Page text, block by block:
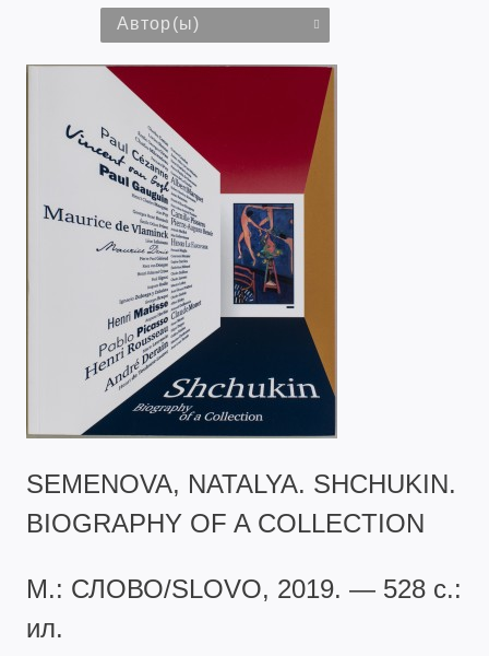
Автор(ы)
SEMENOVA, NATALYA. SHCHUKIN.
BIOGRAPHY OF A COLLECTION
М.: СЛОВО/SLOVO, 2019. — 528 с.:
ил.